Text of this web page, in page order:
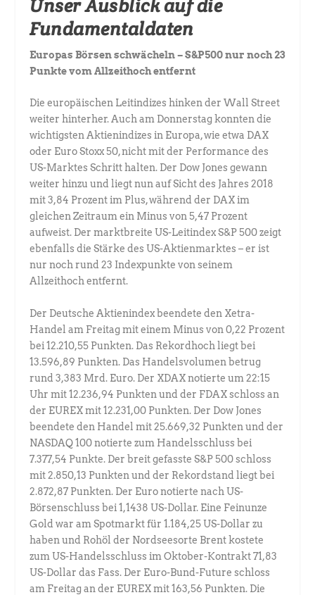
Unser Ausblick auf die
Fundamentaldaten
Europas Börsen schwächeln – S&P500 nur noch 23
Punkte vom Allzeithoch entfernt
Die europäischen Leitindizes hinken der Wall Street
weiter hinterher. Auch am Donnerstag konnten die
wichtigsten Aktienindizes in Europa, wie etwa DAX
oder Euro Stoxx 50, nicht mit der Performance des
US-Marktes Schritt halten. Der Dow Jones gewann
weiter hinzu und liegt nun auf Sicht des Jahres 2018
mit 3,84 Prozent im Plus, während der DAX im
gleichen Zeitraum ein Minus von 5,47 Prozent
aufweist. Der marktbreite US-Leitindex S&P 500 zeigt
ebenfalls die Stärke des US-Aktienmarktes – er ist
nur noch rund 23 Indexpunkte von seinem
Allzeithoch entfernt.
Der Deutsche Aktienindex beendete den Xetra-
Handel am Freitag mit einem Minus von 0,22 Prozent
bei 12.210,55 Punkten. Das Rekordhoch liegt bei
13.596,89 Punkten. Das Handelsvolumen betrug
rund 3,383 Mrd. Euro. Der XDAX notierte um 22:15
Uhr mit 12.236,94 Punkten und der FDAX schloss an
der EUREX mit 12.231,00 Punkten. Der Dow Jones
beendete den Handel mit 25.669,32 Punkten und der
NASDAQ 100 notierte zum Handelsschluss bei
7.377,54 Punkte. Der breit gefasste S&P 500 schloss
mit 2.850,13 Punkten und der Rekordstand liegt bei
2.872,87 Punkten. Der Euro notierte nach US-
Börsenschluss bei 1,1438 US-Dollar. Eine Feinunze
Gold war am Spotmarkt für 1.184,25 US-Dollar zu
haben und Rohöl der Nordseesorte Brent kostete
zum US-Handelsschluss im Oktober-Kontrakt 71,83
US-Dollar das Fass. Der Euro-Bund-Future schloss
am Freitag an der EUREX mit 163,56 Punkten. Die